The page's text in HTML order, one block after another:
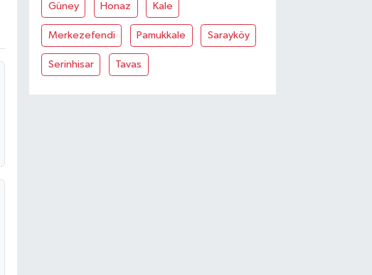
Güney Honaz Kale
Merkezefendi Pamukkale Sarayköy
Serinhisar Tavas